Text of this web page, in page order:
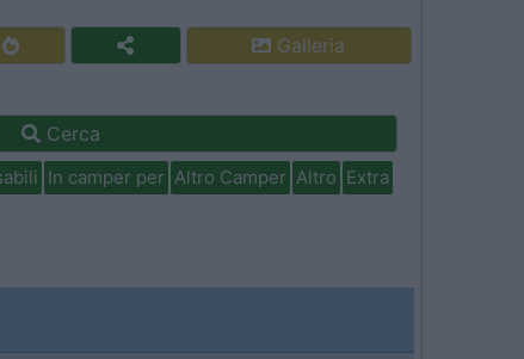
Galleria
Cerca
In camper per Altro Camper Altro Extra